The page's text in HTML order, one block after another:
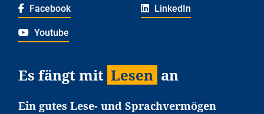
Facebook LinkedIn
Youtube
Es fängt mit Lesen an
Ein gutes Lese- und Sprachvermögen